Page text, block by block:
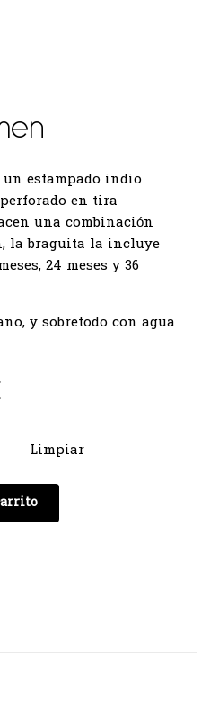
estampado indio
en tira
una combinación
la braguita la incluye
24 meses y 36
y sobretodo con agua
Limpiar